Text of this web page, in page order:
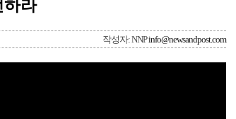
하라
작성자: NNPinfo@newsandpost.com